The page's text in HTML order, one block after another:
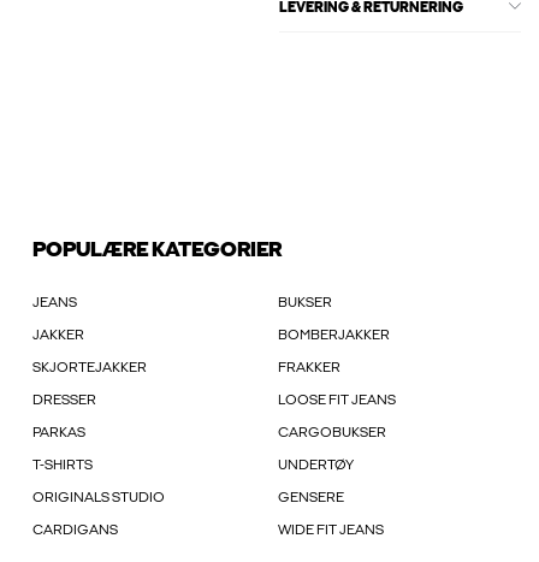
LEVERING & RETURNERING
POPULÆRE KATEGORIER
JEANS BUKSER
JAKKER BOMBERJAKKER
SKJORTEJAKKER FRAKKER
DRESSER LOOSE FIT JEANS
PARKAS CARGOBUKSER
T-SHIRTS UNDERTØY
ORIGINALS STUDIO GENSERE
CARDIGANS WIDE FIT JEANS